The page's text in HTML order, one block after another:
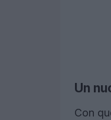
Un
Con